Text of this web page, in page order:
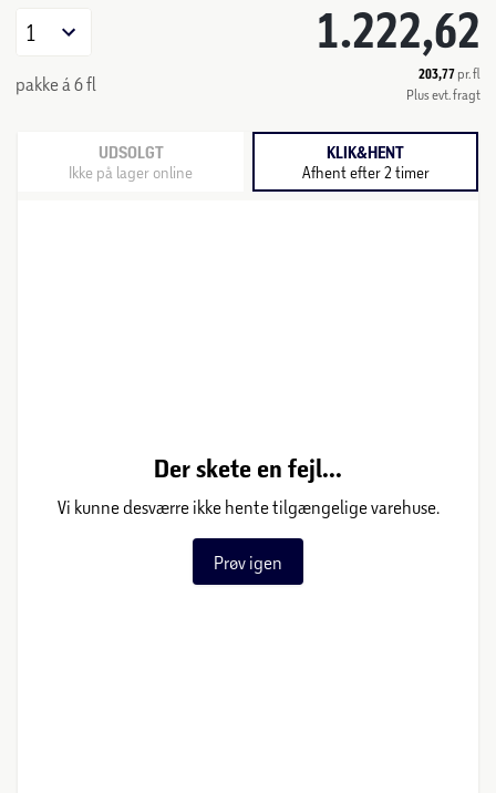
1.222,62
203,77 pr. fl
Plus evt. fragt
1
pakke á 6 fl
UDSOLGT
Ikke på lager online
KLIK&HENT
Afhent efter 2 timer
Der skete en fejl...
Vi kunne desværre ikke hente tilgængelige varehuse.
Prøv igen